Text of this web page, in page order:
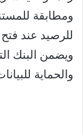
ومطابقة
للرصيد عند
ويضمن البنك
والحماية